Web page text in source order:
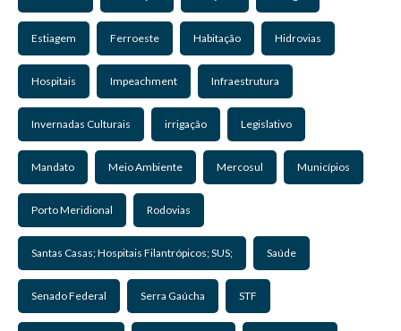
Estiagem Ferroeste Habitação Hidrovias
Hospitais Impeachment Infraestrutura
Invernadas Culturais irrigação Legislativo
Mandato Meio Ambiente Mercosul Municípios
Porto Meridional Rodovias
Santas Casas; Hospitais Filantrópicos; SUS; Saúde
Senado Federal Serra Gaúcha STF